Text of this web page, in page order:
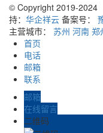
© Copyright 2019-
持： 华企祥云 备案号：
主营城市： 苏州 河南 郑
首页
电话
邮箱
联系
邮箱
在线留言
二维码